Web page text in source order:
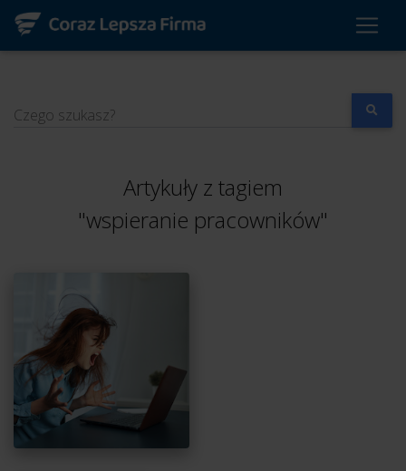
Czego szukasz?
Artykuły z tagiem
"wspieranie pracowników"